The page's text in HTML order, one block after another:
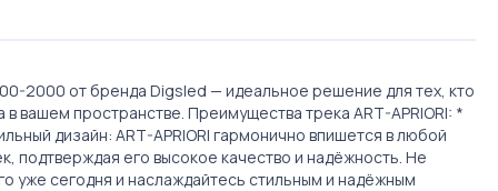
2000 от бренда Digsled — идеальное решение для тех, кто
вашем пространстве. Преимущества трека ART-APRIORI: *
дизайн: ART-APRIORI гармонично впишется в любой
подтверждая его высокое качество и надёжность. Не
уже сегодня и наслаждайтесь стильным и надёжным